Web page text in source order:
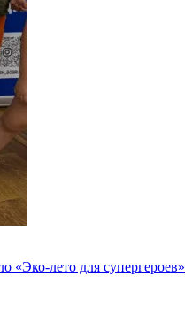
«Эко-лето для супергероев»